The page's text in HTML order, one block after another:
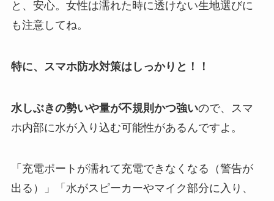
と、安心。女性は濡れた時に透けない生地選びに
も注意してね。
特に、スマホ防水対策はしっかりと！！
水しぶきの勢いや量が不規則かつ強いので、スマ
ホ内部に水が入り込む可能性があるんですよ。
「充電ポートが濡れて充電できなくなる（警告が
出る）」「水がスピーカーやマイク部分に入り、